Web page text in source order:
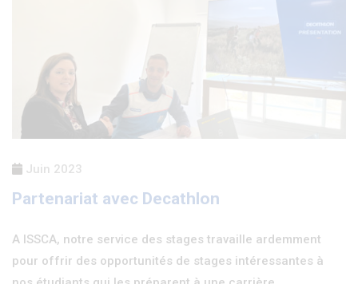
Juin 2023
Partenariat avec Decathlon
A ISSCA, notre service des stages travaille ardemment
pour offrir des opportunités de stages intéressantes à